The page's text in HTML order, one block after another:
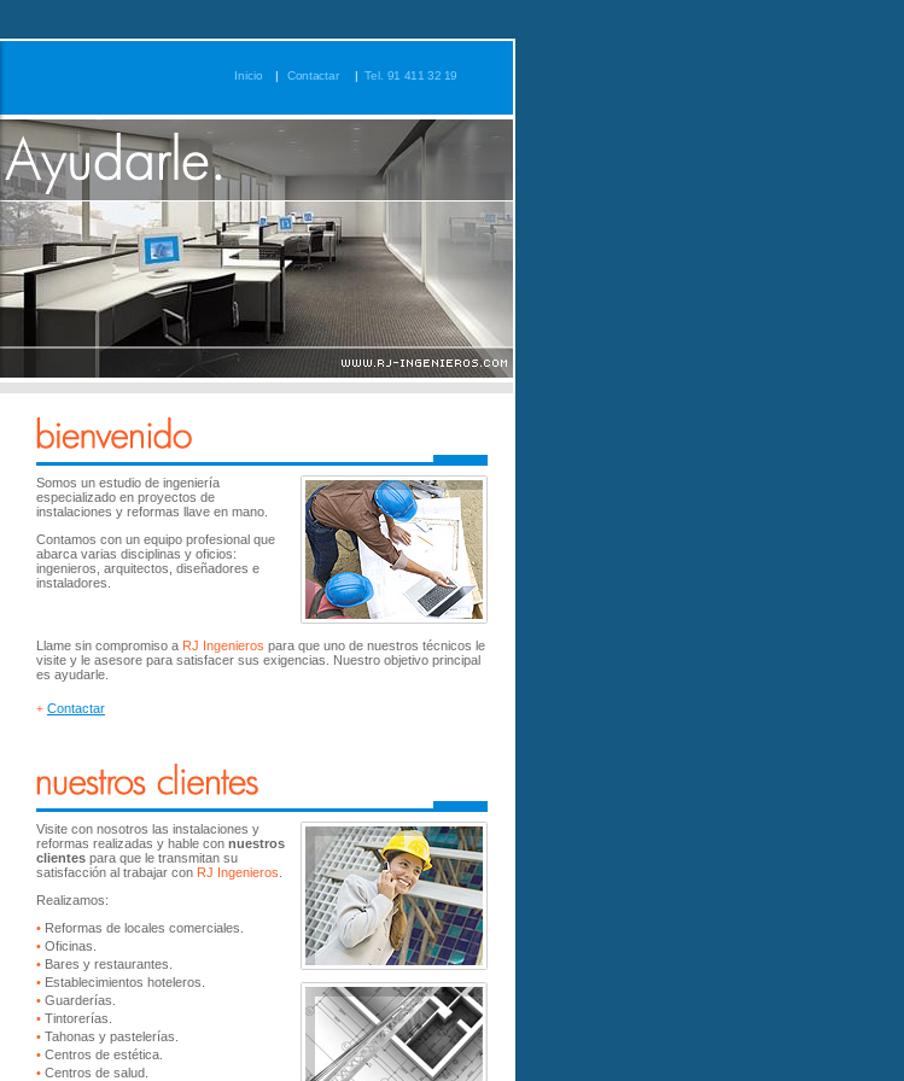
Somos un estudio de ingeniería
especializado en proyectos de
instalaciones y reformas llave en mano.
Contamos con un equipo profesional que
abarca varias disciplinas y oficios:
ingenieros, arquitectos, diseñadores e
instaladores.
Llame sin compromiso a RJ Ingenieros para que uno de nuestros técnicos le
visite y le asesore para satisfacer sus exigencias. Nuestro objetivo principal
es ayudarle.
+ Contactar
Visite con nosotros las instalaciones y
reformas realizadas y hable con nuestros
clientes para que le transmitan su
satisfacción al trabajar con RJ Ingenieros
Realizamos:
• Reformas de locales comerciales.
• Oficinas.
• Bares y restaurantes.
• Establecimientos hoteleros.
• Guarderías.
• Tintorerías.
• Tahonas y pastelerías.
• Centros de estética.
• Centros de salud.